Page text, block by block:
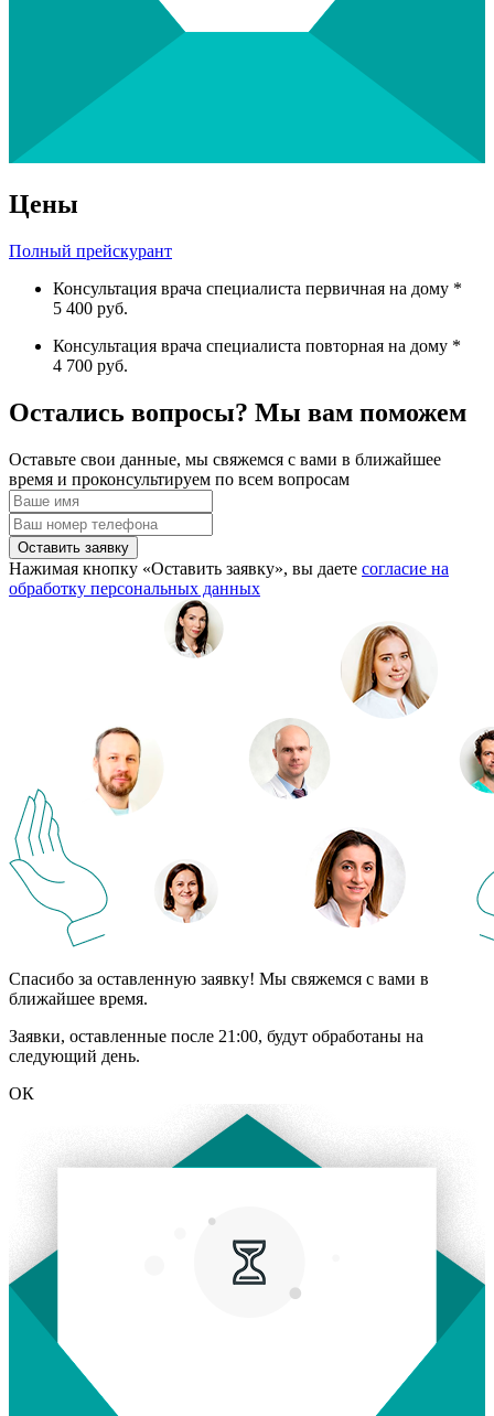
Цены
Полный прейскурант
Консультация врача специалиста первичная на дому *
5 400 руб.
Консультация врача специалиста повторная на дому *
4 700 руб.
Остались вопросы? Мы вам поможем
Оставьте свои данные, мы свяжемся с вами в ближайшее
время и проконсультируем по всем вопросам
Оставить заявку
Нажимая кнопку «Оставить заявку», вы даете согласие на
обработку персональных данных
Спасибо за оставленную заявку! Мы свяжемся с вами в
ближайшее время.
Заявки, оставленные после 21:00, будут обработаны на
следующий день.
ОК